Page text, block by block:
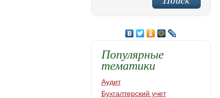
Популярные
тематики
Аудит
Бухгалтерский учет